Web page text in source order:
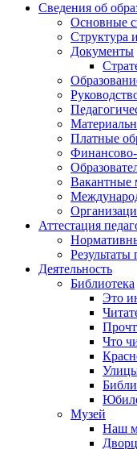
Сведения об
Основные
Структура
Документы
Платные
Финансово-
Вакантные
Аттестация
Деятельность
Библиотека
Это
Что
Музей
Наш